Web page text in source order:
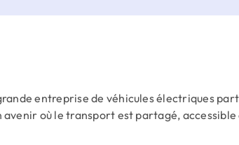
entreprise de véhicules électriques
où le transport est partagé, accessible